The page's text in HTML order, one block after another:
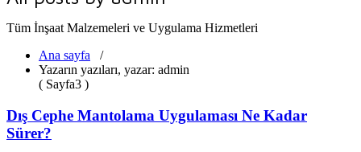
Tüm İnşaat Malzemeleri ve Uygulama Hizmetleri
Ana sayfa /
Yazarın yazıları, yazar: admin
( Sayfa3 )
Dış Cephe Mantolama Uygulaması Ne Kadar
Sürer?